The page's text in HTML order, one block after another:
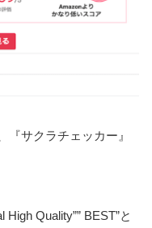
『サクラチェッカー』
Quality”” BEST”と